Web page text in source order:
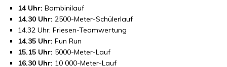
14 Uhr: Bambinilauf
14.30 Uhr: 2500-Meter-Schülerlauf
14.32 Uhr: Friesen-Teamwertung
14.35 Uhr: Fun Run
15.15 Uhr: 5000-Meter-Lauf
16.30 Uhr: 10 000-Meter-Lauf